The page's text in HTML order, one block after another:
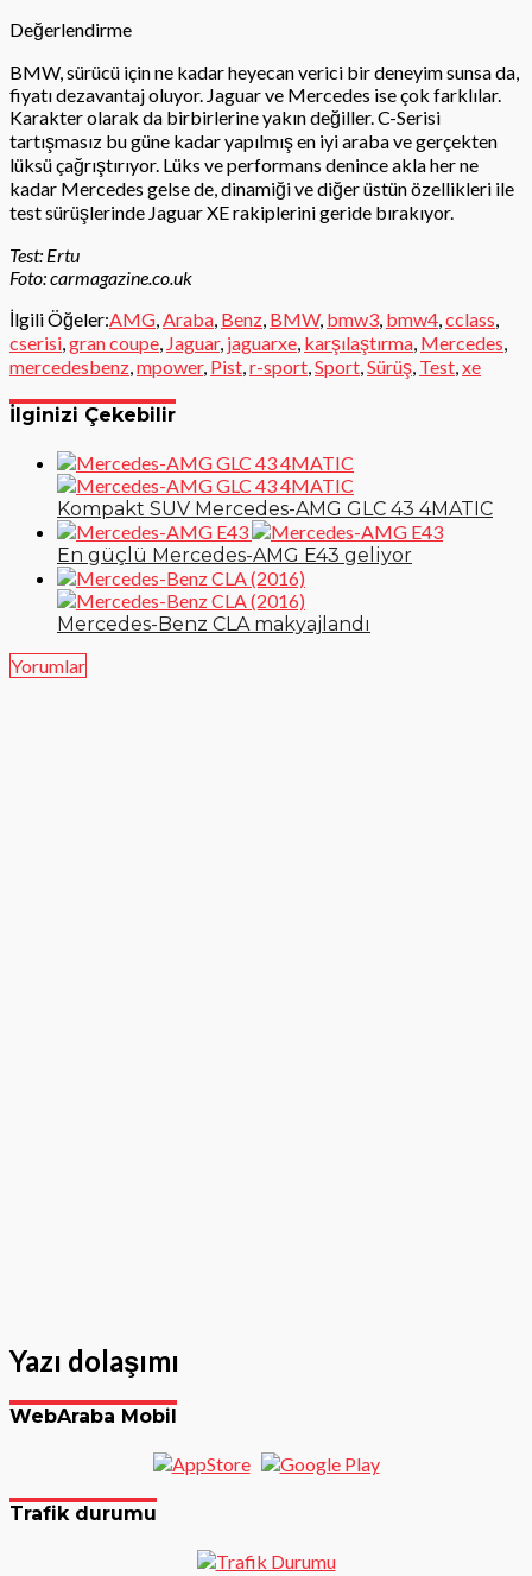
Değerlendirme
BMW, sürücü için ne kadar heyecan verici bir deneyim sunsa da,
fiyatı dezavantaj oluyor. Jaguar ve Mercedes ise çok farklılar.
Karakter olarak da birbirlerine yakın değiller. C-Serisi
tartışmasız bu güne kadar yapılmış en iyi araba ve gerçekten
lüksü çağrıştırıyor. Lüks ve performans denince akla her ne
kadar Mercedes gelse de, dinamiği ve diğer üstün özellikleri ile
test sürüşlerinde Jaguar XE rakiplerini geride bırakıyor.
Test: Ertu
Foto: carmagazine.co.uk
İlgili Öğeler:AMG Araba Benz BMW, bmw3 bmw4 cclass
cserisi gran coupe Jaguar, jaguarxe karşılaştırma Mercedes
mercedesbenz mpower, Pist r-sport Sport Sürüş Test xe
İlginizi Çekebilir
Kompakt SUV Mercedes-AMG GLC 43 4MATIC
En güçlü Mercedes-AMG E43 geliyor
Mercedes-Benz CLA makyajlandı
Yorumlar
Yazı dolaşımı
WebAraba Mobil
Trafik durumu